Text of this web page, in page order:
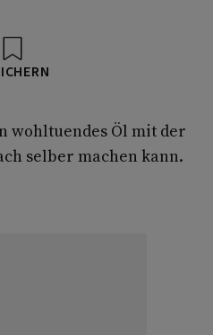
wohltuendes Öl mit der
selber machen kann.